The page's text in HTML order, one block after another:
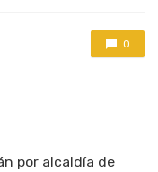
0
por alcaldía de